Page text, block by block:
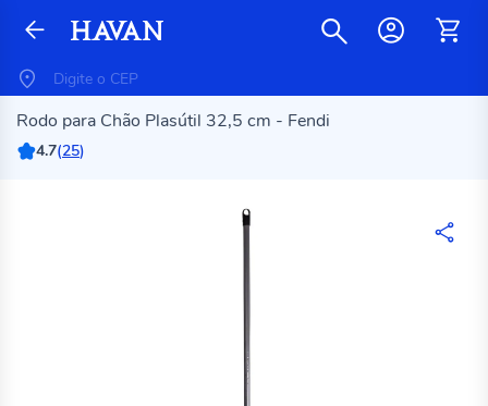
Rodo para Chão Plasútil 32,5 cm - Fendi
4.7(25)